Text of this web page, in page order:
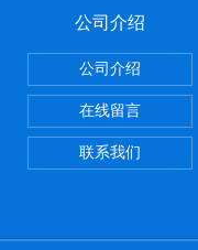
公司介绍
公司介绍
在线留言
联系我们